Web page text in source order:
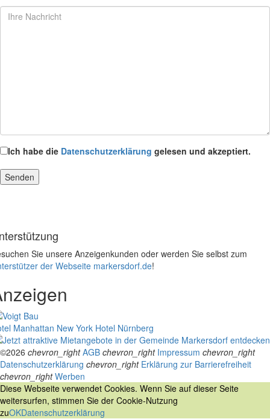
Ich habe die Datenschutzerklärung gelesen und akzeptiert.
Sie unsere Anzeigenkunden oder werden Sie selbst zum
der Webseite markersdorf.de!
Manhattan New York Hotel Nürnberg
©2026 chevron_right AGB chevron_right Impressum chevron_right
Datenschutzerklärung chevron_right Erklärung zur Barrierefreiheit
chevron_right Werben
Diese Webseite verwendet Cookies. Wenn Sie auf dieser Seite
weitersurfen, stimmen Sie der Cookie-Nutzung
zuOKDatenschutzerklärung